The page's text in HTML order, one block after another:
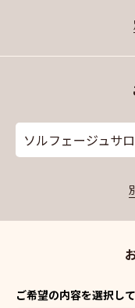
ソルフェージュサ
ご希望の内容を選択し